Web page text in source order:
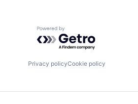
Powered by Getro.com
Privacy policyCookie policy